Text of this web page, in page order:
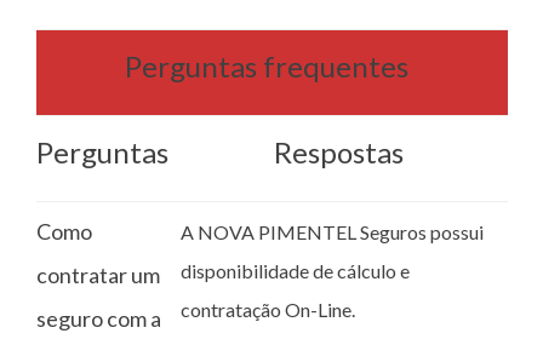
Perguntas frequentes
Perguntas Respostas
Como
contratar um
seguro com a
A NOVA PIMENTEL Seguros possui
disponibilidade de cálculo e
contratação On-Line.